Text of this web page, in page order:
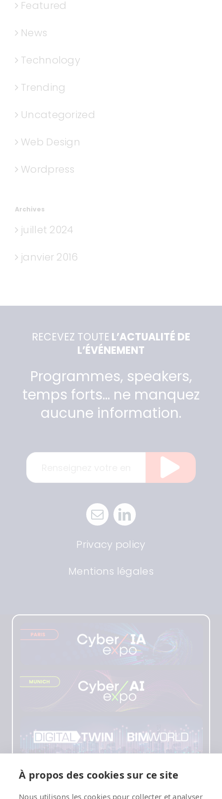
Featured
News
Technology
Trending
Uncategorized
Web Design
Wordpress
Archives
juillet 2024
janvier 2016
RECEVEZ TOUTE L’ACTUALITÉ DE
L’ÉVÉNEMENT
Programmes, speakers,
temps forts… ne manquez
aucune information.
Privacy policy
Mentions légales
À propos des cookies sur ce site
Nous utilisons les cookies pour collecter et analyser